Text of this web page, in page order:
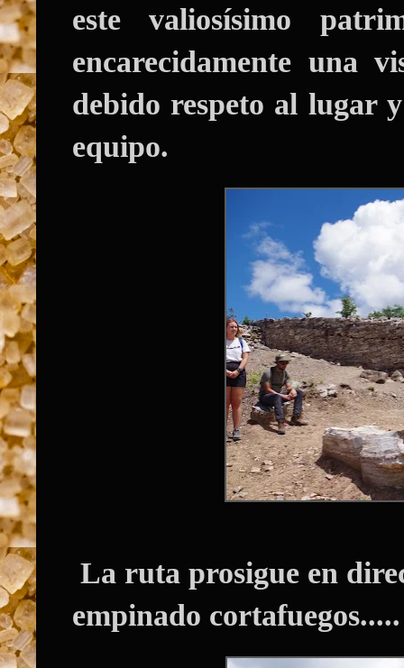
este valiosísimo
encarecidamente una
debido respeto al lugar
equipo.
La ruta prosigue en
empinado cortafuegos.....